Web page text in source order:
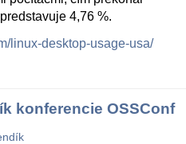
4,76 %.
linux-desktop-usage-usa/
konferencie OSSConf